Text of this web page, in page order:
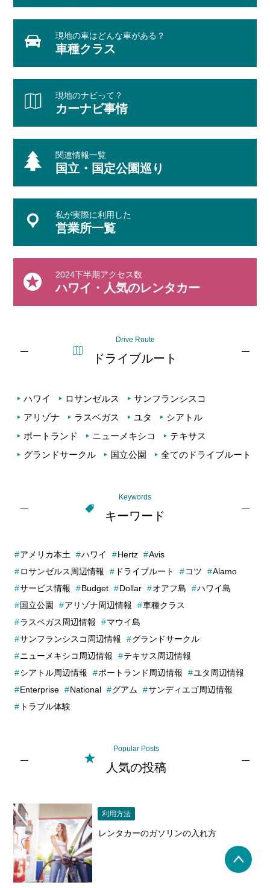
現地の車はどんな車がある？
車種クラス
現地のナビって？
カーナビ事情
関連情報一覧
国立・国定公園巡り
私が実際に利用した
営業所一覧
2024下半期アクセス数
ハワイ・人気のレンタカー
Drive Route
ドライブルート
ハワイ ロサンゼルス
サンフランシスコ
アリゾナ
ラスベガス ユタ
シアトル
ポートランド
ニューメキシコ
テキサス
グランドサークル
国立公園 全てのドライブルート
Keywords
キーワード
アメリカ本土 ハワイ Hertz
Avis
ロサンゼルス周辺情報
ドライブルート コツ
Alamo
サービス情報
Budget Dollar オアフ島
ハワイ島
国立公園
アリゾナ周辺情報
車種クラス
ラスベガス周辺情報
マウイ島
サンフランシスコ周辺情報
グランドサークル
ニューメキシコ周辺情報
テキサス周辺情報
シアトル周辺情報
ポートランド周辺情報
ユタ周辺情報
Enterprise
National グアム
サンディエゴ周辺情報
トラブル体験
Popular Posts
人気の投稿
利用方法
レンタカーのガソリンの入れ方